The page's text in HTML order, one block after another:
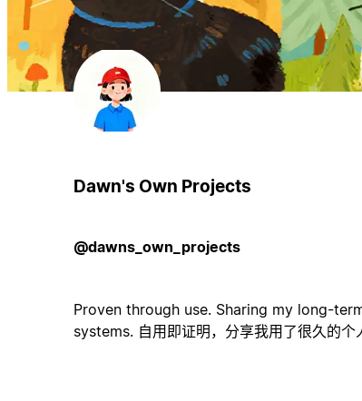
Dawn's Own Projects
@dawns_own_projects
Proven through use. Sharing my long-
systems. 自用即证明，分享我用了很久的个